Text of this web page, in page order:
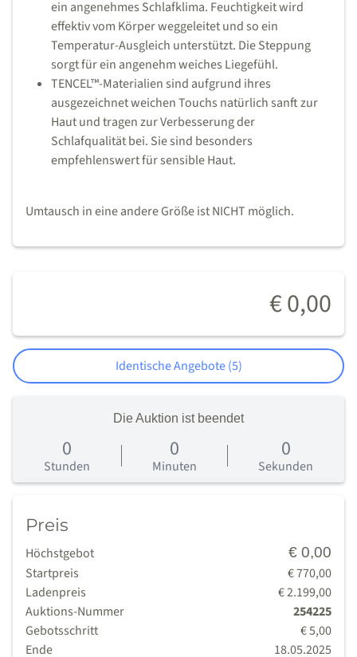
€ 0,00
Identische Angebote (5)
Die Auktion ist beendet
0
Stunden
0
Minuten
0
Sekunden
Preis
Höchstgebot € 0,00
Startpreis
€ 770,00
Ladenpreis
€ 2.199,00
Auktions-Nummer
254225
Gebotsschritt
€ 5,00
Ende
18.05.2025
ein angenehmes Schlafklima. Feuchtigkeit wird
effektiv vom Körper weggeleitet und so ein
Temperatur-Ausgleich unterstützt. Die Steppung
sorgt für ein angenehm weiches Liegefühl.
TENCEL™-Materialien sind aufgrund ihres
ausgezeichnet weichen Touchs natürlich sanft zur
Haut und tragen zur Verbesserung der
Schlafqualität bei. Sie sind besonders
empfehlenswert für sensible Haut.
Umtausch in eine andere Größe ist NICHT möglich.